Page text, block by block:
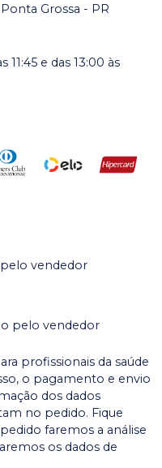
Grossa - PR
11:45 e das 13:00 às
pelo vendedor
pelo vendedor
profissionais da saúde
o pagamento e envio
dos dados
no pedido. Fique
faremos a análise
os dados de